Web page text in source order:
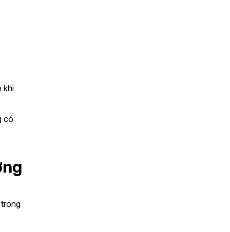
khi
có